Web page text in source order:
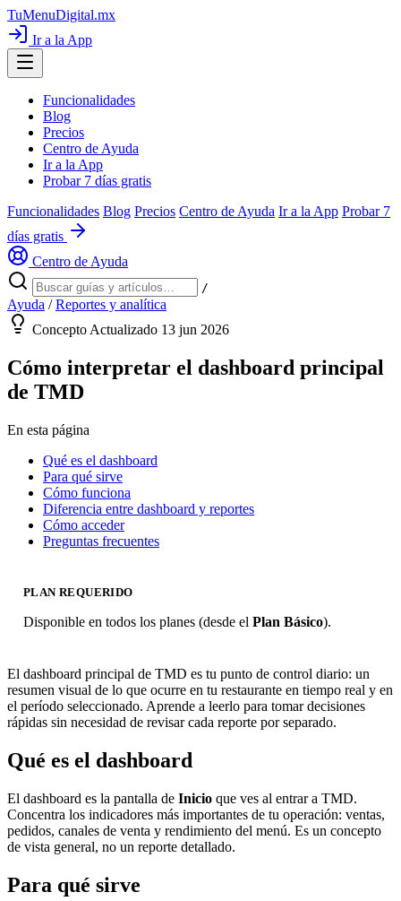
TuMenuDigital.mx
Ir a la App
Funcionalidades
Blog
Precios
Centro de Ayuda
Ir a la App
Probar 7 días gratis
Funcionalidades Blog Precios Centro de Ayuda Ir a la App Probar 7
días gratis
Centro de Ayuda
/
Ayuda / Reportes y analítica
Concepto Actualizado 13 jun 2026
Cómo interpretar el dashboard principal
de TMD
En esta página
Qué es el dashboard
Para qué sirve
Cómo funciona
Diferencia entre dashboard y reportes
Cómo acceder
Preguntas frecuentes
PLAN REQUERIDO
Disponible en todos los planes (desde el Plan Básico).
El dashboard principal de TMD es tu punto de control diario: un
resumen visual de lo que ocurre en tu restaurante en tiempo real y en
el período seleccionado. Aprende a leerlo para tomar decisiones
rápidas sin necesidad de revisar cada reporte por separado.
Qué es el dashboard
El dashboard es la pantalla de Inicio que ves al entrar a TMD.
Concentra los indicadores más importantes de tu operación: ventas,
pedidos, canales de venta y rendimiento del menú. Es un concepto
de vista general, no un reporte detallado.
Para qué sirve